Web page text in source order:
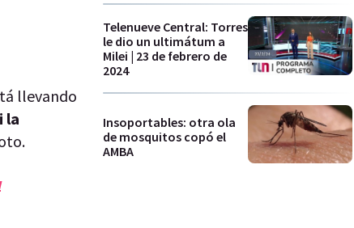
llevando
la
Telenueve Central: Torres
le dio un ultimátum a
Milei | 23 de febrero de
2024
Insoportables: otra ola
de mosquitos copó el
AMBA